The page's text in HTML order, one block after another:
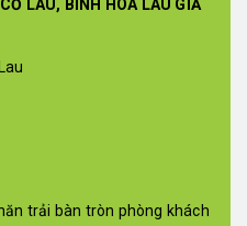
LAU, BÌNH HOA LAU GIẢ
trải bàn tròn phòng khách